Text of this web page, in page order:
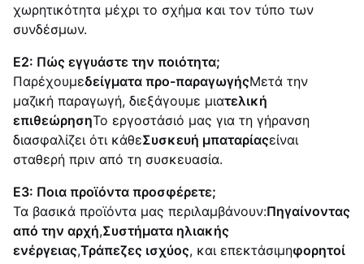
χωρητικότητα μέχρι το σχήμα και τον τύπο των
συνδέσμων.
Ε2: Πώς εγγυάστε την ποιότητα;
Παρέχουμεδείγματα προ-παραγωγήςΜετά την
μαζική παραγωγή, διεξάγουμε μιατελική
επιθεώρησηΤο εργοστάσιό μας για τη γήρανση
διασφαλίζει ότι κάθεΣυσκευή μπαταρίαςείναι
σταθερή πριν από τη συσκευασία.
Ε3: Ποια προϊόντα προσφέρετε;
Τα βασικά προϊόντα μας περιλαμβάνουν:Πηγαίνοντας
από την αρχή,Συστήματα ηλιακής
ενέργειας,Τράπεζες ισχύος, και επεκτάσιμηφορητοί